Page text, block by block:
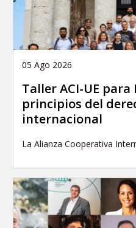
05 Ago 2026
Taller ACI-UE
principios del
internacional
La Alianza Cooperativa